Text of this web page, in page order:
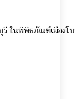
รี ในพิพิธภัณฑ์เมืองโ
มัย
ตุ